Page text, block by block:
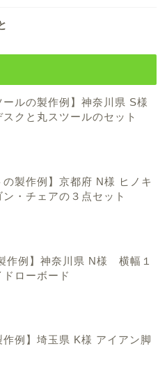
ールの製作例】神奈川県 S様
クと丸スツールのセット
の製作例】京都府 N様 ヒノキ
・チェアの３点セット
作例】神奈川県 N様 横幅１
ドローボード
作例】埼玉県 K様 アイアン脚